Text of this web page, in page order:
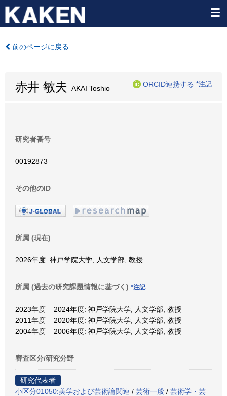
前のページに戻る
赤井 敏夫 AKAI Toshio
ORCID連携する *注記
研究者番号
00192873
その他のID
所属 (現在)
2026年度: 神戸学院大学, 人文学部, 教授
所属 (過去の研究課題情報に基づく) *注記
2023年度 – 2024年度: 神戸学院大学, 人文学部, 教授
2011年度 – 2020年度: 神戸学院大学, 人文学部, 教授
2004年度 – 2006年度: 神戸学院大学, 人文学部, 教授
審査区分/研究分野
研究代表者
小区分01050:美学および芸術論関連 / 芸術一般 / 芸術学・芸